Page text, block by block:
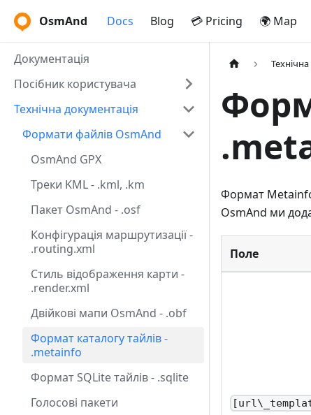
OsmAnd Docs Blog 💳 Pricing 🌍 Map
Документація
Посібник користувача
Технічна документація
Формати файлів OsmAnd
OsmAnd GPX
Треки KML - .kml, .km
Пакет OsmAnd - .osf
Конфігурація маршрутизації -
.routing.xml
Стиль відображення карти -
.render.xml
Двійкові мапи OsmAnd - .obf
Формат каталогу тайлів -
.metainfo
Формат SQLite тайлів - .sqlite
Голосові пакети
Формат
OsmAnd ми
Поле